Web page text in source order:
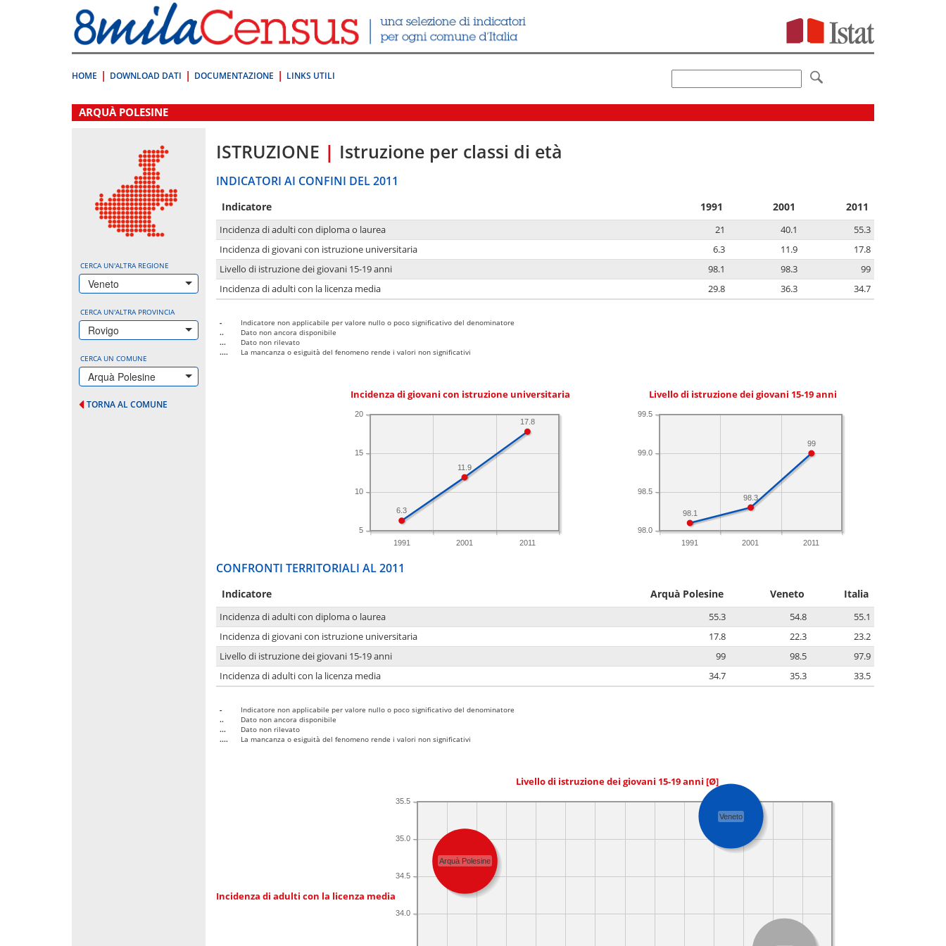
direttamente
a:
Contenuto
HOME DOWNLOAD DATI DOCUMENTAZIONE LINKS UTILI
.
ARQUÀ POLESINE
CERCA UN'ALTRA REGIONE
Veneto
CERCA UN'ALTRA PROVINCIA
Rovigo
CERCA UN COMUNE
Arquà Polesine
TORNA AL COMUNE
ISTRUZIONE | Istruzione per classi di età
INDICATORI AI CONFINI DEL 2011
Indicatore 1991 2001 2011
Incidenza di adulti con diploma o laurea 21 40.1
55.3
Incidenza di giovani con istruzione universitaria
6.3 11.9
17.8
Livello di istruzione dei giovani 15-19 anni
98.1 98.3
99
Incidenza di adulti con la licenza media
29.8 36.3 34.7
-
Indicatore non applicabile per valore nullo o poco significativo del denominatore
..
Dato non ancora disponibile
...
Dato non rilevato
....
La mancanza o esiguità del fenomeno rende i valori non significativi
Incidenza di giovani con istruzione universitaria
1991 2001 2011
5
10
15
20
17.8
11.9
6.3
Livello di istruzione dei giovani 15-19 anni
1991 2001 2011
98.0
98.5
99.0
99.5
99
98.3
98.1
CONFRONTI TERRITORIALI AL 2011
Indicatore Arquà Polesine Veneto Italia
Incidenza di adulti con diploma o laurea 55.3 54.8
55.1
Incidenza di giovani con istruzione universitaria
17.8 22.3
23.2
Livello di istruzione dei giovani 15-19 anni
99 98.5
97.9
Incidenza di adulti con la licenza media
34.7 35.3 33.5
-
Indicatore non applicabile per valore nullo o poco significativo del denominatore
..
Dato non ancora disponibile
...
Dato non rilevato
....
La mancanza o esiguità del fenomeno rende i valori non significativi
Livello di istruzione dei giovani 15-19 anni [Ø]
Incidenza di adulti con la licenza media
34.0
34.5
35.0
35.5
Arquà Polesine
Veneto